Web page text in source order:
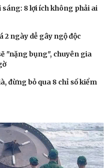
8 lợi ích không phải ai
2 ngày dễ gây ngộ độc
"nặng bụng", chuyên gia
đừng bỏ qua 8 chỉ số kiểm